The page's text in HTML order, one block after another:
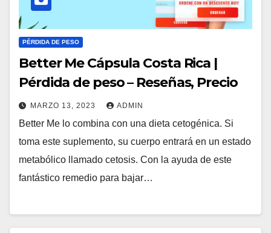
PÉRDIDA DE PESO
Better Me Cápsula Costa Rica |
Pérdida de peso – Reseñas, Precio
MARZO 13, 2023 ADMIN
Better Me lo combina con una dieta cetogénica. Si
toma este suplemento, su cuerpo entrará en un estado
metabólico llamado cetosis. Con la ayuda de este
fantástico remedio para bajar…